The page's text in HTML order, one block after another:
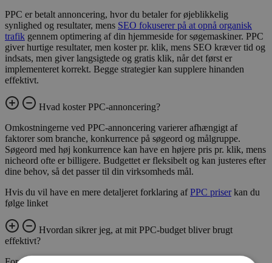
PPC er betalt annoncering, hvor du betaler for øjeblikkelig
synlighed og resultater, mens SEO fokuserer på at opnå organisk
trafik gennem optimering af din hjemmeside for søgemaskiner. PPC
giver hurtige resultater, men koster pr. klik, mens SEO kræver tid og
indsats, men giver langsigtede og gratis klik, når det først er
implementeret korrekt. Begge strategier kan supplere hinanden
effektivt.
Hvad koster PPC-annoncering?
Omkostningerne ved PPC-annoncering varierer afhængigt af
faktorer som branche, konkurrence på søgeord og målgruppe.
Søgeord med høj konkurrence kan have en højere pris pr. klik, mens
nicheord ofte er billigere. Budgettet er fleksibelt og kan justeres efter
dine behov, så det passer til din virksomheds mål.
Hvis du vil have en mere detaljeret forklaring afPPC priserkan du
følge linket
Hvordan sikrer jeg, at mit PPC-budget bliver brugt
effektivt?